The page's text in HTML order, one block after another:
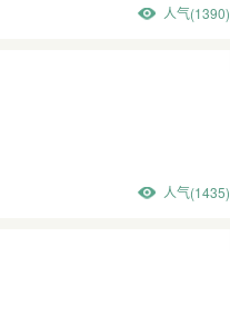
人气(1390)
人气(1435)